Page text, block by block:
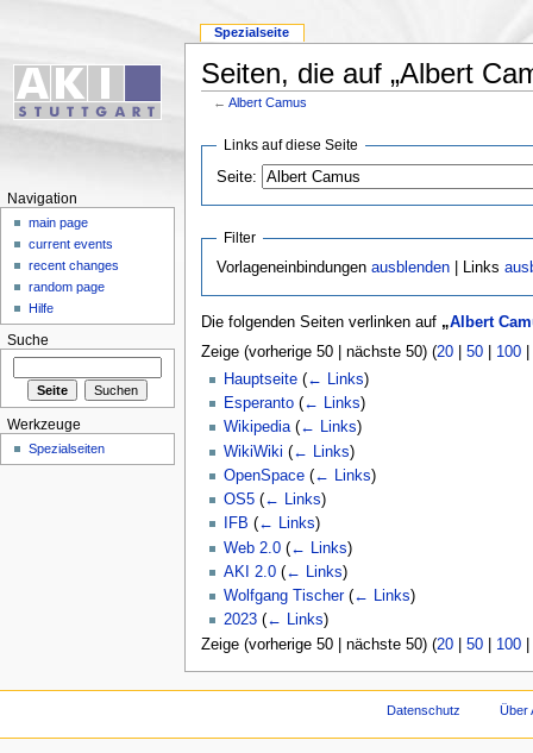
Seiten, die auf „Albert
←Albert Camus
Links auf diese Seite
Seite:
Filter
Vorlageneinbindungenausblenden | Links
Die folgenden Seiten verlinken auf „Albert
Zeige (vorherige 50 | nächste 50) (20| 50| 100|
Hauptseite (← Links)
Esperanto (← Links)
Wikipedia (← Links)
WikiWiki (← Links)
OpenSpace (← Links)
OS5 (← Links)
IFB (← Links)
Web 2.0 (← Links)
AKI 2.0 (← Links)
Wolfgang Tischer (← Links)
2023 (← Links)
Zeige (vorherige 50 | nächste 50) (20| 50| 100|
Spezialseite
Navigation
main page
current events
recent changes
random page
Hilfe
Suche
Werkzeuge
Spezialseiten
Datenschutz Über